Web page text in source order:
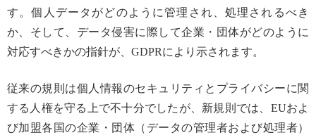
す。個人データがどのように管理され、処理されるべき
か、そして、データ侵害に際して企業・団体がどのように
対応すべきかの指針が、GDPRにより示されます。
従来の規則は個人情報のセキュリティとプライバシーに関
する人権を守る上で不十分でしたが、新規則では、EUおよ
び加盟各国の企業・団体（データの管理者および処理者）